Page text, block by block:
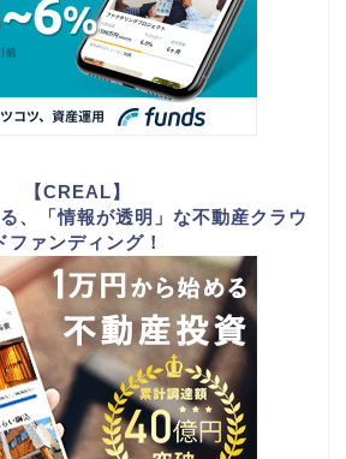
【CREAL】
、「情報が透明」な不動産クラウ
ファンディング！